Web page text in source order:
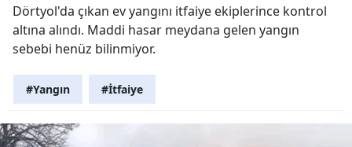
Dörtyol'da çıkan ev yangını itfaiye ekiplerince kontrol
altına alındı. Maddi hasar meydana gelen yangın
sebebi henüz bilinmiyor.
#Yangın #İtfaiye